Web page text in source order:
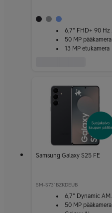
6,7" FHD+ 90 Hz -näyttö
50 MP pääkamera
13 MP etukamera
Samsung Galaxy S25 FE
SM-S731BZKDEUB
6,7" Dynamic AMOLED 2X -näyttö
50 MP pääkamera